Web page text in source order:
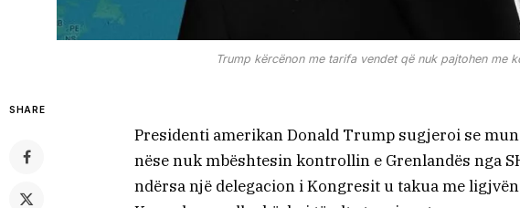
Trump kërcënon me tarifa vendet që nuk pajtohen me
SHARE
Presidenti amerikan Donald Trump sugjeroi se
nëse nuk mbështesin kontrollin e Grenlandës nga
ndërsa një delegacion i Kongresit u takua me